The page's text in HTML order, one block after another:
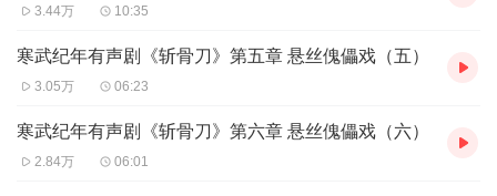
3.44万 10:35
寒武纪年有声剧《斩骨刀》第五章 悬丝傀儡戏（五）
3.05万 06:23
寒武纪年有声剧《斩骨刀》第六章 悬丝傀儡戏（六）
2.84万 06:01